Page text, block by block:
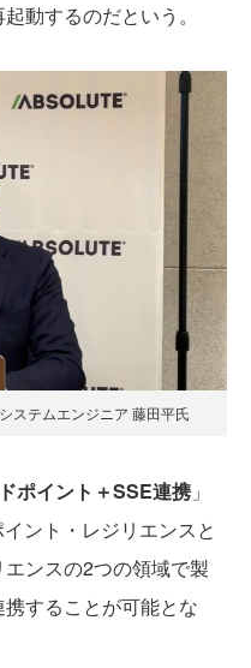
動するのだという。
ステムエンジニア 藤田平氏
ポイント＋SSE連携 」
ント・レジリエンスと
ンスの2つの領域で製
することが可能とな